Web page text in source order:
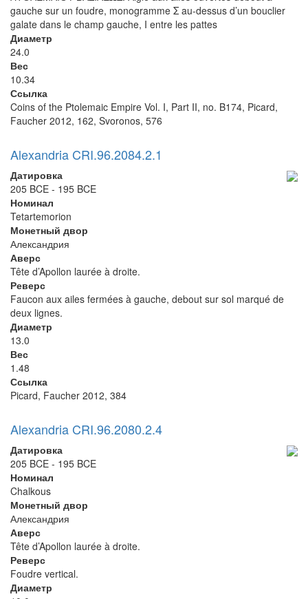
gauche sur un foudre, monogramme Σ au-dessus d’un bouclier
galate dans le champ gauche, I entre les pattes
Диаметр
24.0
Вес
10.34
Ссылка
Coins of the Ptolemaic Empire Vol. I, Part II, no. B174, Picard,
Faucher 2012, 162, Svoronos, 576
Alexandria CRI.96.2084.2.1
Датировка
205 BCE - 195 BCE
Номинал
Tetartemorion
Монетный двор
Александрия
Аверс
Tête d’Apollon laurée à droite.
Реверс
Faucon aux ailes fermées à gauche, debout sur sol marqué de
deux lignes.
Диаметр
13.0
Вес
1.48
Ссылка
Picard, Faucher 2012, 384
Alexandria CRI.96.2080.2.4
Датировка
205 BCE - 195 BCE
Номинал
Chalkous
Монетный двор
Александрия
Аверс
Tête d’Apollon laurée à droite.
Реверс
Foudre vertical.
Диаметр